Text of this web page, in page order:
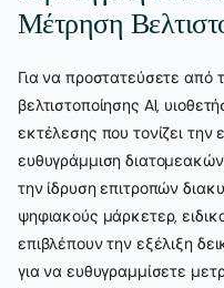
Μέτρηση
Για να προστατεύσετε από
βελτιστοποίησης AI,
εκτέλεσης που τονίζει την
ευθυγράμμιση
την ίδρυση επιτροπών
ψηφιακούς μάρκετερ,
επιβλέπουν την εξέλιξη
για να ευθυγραμμίσετε